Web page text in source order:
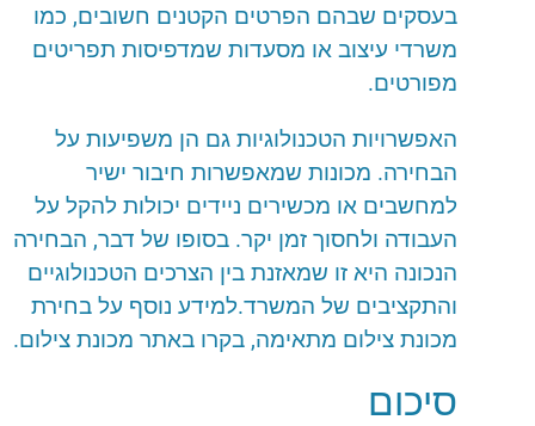
בעסקים שבהם הפרטים הקטנים חשובים, כמו
משרדי עיצוב או מסעדות שמדפיסות תפריטים
מפורטים.
האפשרויות הטכנולוגיות גם הן משפיעות על
הבחירה. מכונות שמאפשרות חיבור ישיר
למחשבים או מכשירים ניידים יכולות להקל על
העבודה ולחסוך זמן יקר. בסופו של דבר, הבחירה
הנכונה היא זו שמאזנת בין הצרכים הטכנולוגיים
והתקציבים של המשרד.למידע נוסף על בחירת
מכונת צילום מתאימה, בקרו באתר מכונת צילום.
סיכום